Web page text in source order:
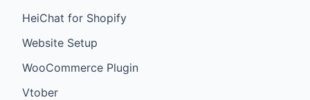
HeiChat for Shopify
Website Setup
WooCommerce Plugin
Vtober